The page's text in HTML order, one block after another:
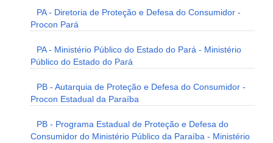
PA - Diretoria de Proteção e Defesa do Consumidor -
Procon Pará
PA - Ministério Público do Estado do Pará - Ministério
Público do Estado do Pará
PB - Autarquia de Proteção e Defesa do Consumidor -
Procon Estadual da Paraíba
PB - Programa Estadual de Proteção e Defesa do
Consumidor do Ministério Público da Paraíba - Ministério